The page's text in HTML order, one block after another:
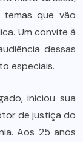
que vão
Um convite à
dessas
especiais.
iniciou sua
de justiça do
Aos 25 anos